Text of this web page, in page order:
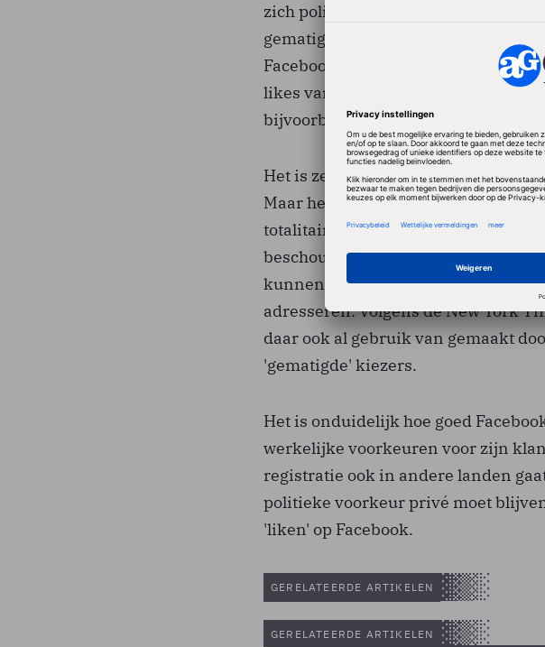
zich politiek niet profileren op
gematigden of conservatieven.
Facebook-klanten die geen
likes van Facebook-klanten die wel
bijvoorbeeld Hillary Clinton te 'liken'.
Het is zeker niet het enige gegeven
Maar het is wel opmerkelijk dat het
totalitaire regimes - heel algemeen
beschouwd. Ongetwijfeld nu ook
kunnen zo hun boodschappen
adresseren. Volgens de New York
daar ook al gebruik van gemaakt
'gematigde' kiezers.
Het is onduidelijk hoe goed
werkelijke voorkeuren voor zijn
registratie ook in andere landen
politieke voorkeur privé moet
'liken' op Facebook.
GERELATEERDE ARTIKELEN
GERELATEERDE ARTIKELEN